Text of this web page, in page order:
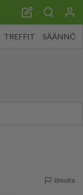
TREFFIT SÄÄNNÖT
Ilmoita